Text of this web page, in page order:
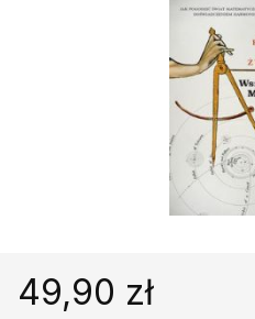
Książki obcojęzyczne
Poradniki, leksykony...
Promocja
49,90 zł